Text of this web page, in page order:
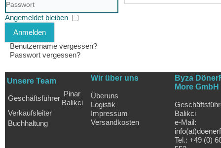
Angemeldet bleiben
Anmelden
Benutzername vergessen?
Passwort vergessen?
Unsere Team
Geschäftsführer
Pinar
Balikci
Verkaufsleiter
Buchhaltung
Wir über uns
Überuns
Logistik
Impressum
Versandkosten
Byza
More GmbH
Balikci
e-Mail:
Tel.: +49 (0)